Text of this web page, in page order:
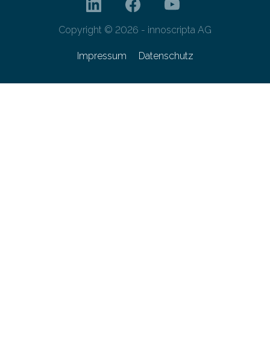
Copyright © 2026 - innoscripta AG
Impressum Datenschutz